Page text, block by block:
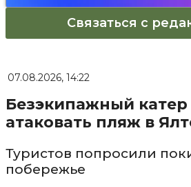
Связаться с
07.08.2026, 14:22
Безэкипажный катер
атаковать пляж в
Туристов попросили
побережье